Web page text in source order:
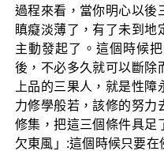
過程來看，當你明心以後
瞋癡淡薄了，有了未到地
主動發起了。這個時候
後，不必多久就可以斷除
上品的三果人，就是性
力修學般若，該修的努力
修集，把這三個條件具足
欠東風」:這個時候只要